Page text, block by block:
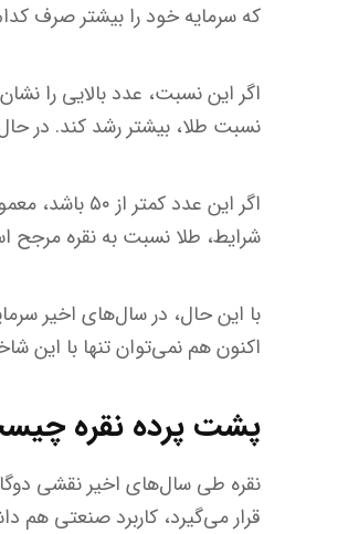
که سرمایه خود را بیشتر صرف
نسبت طلا، بیشتر رشد کند. در
اگر این عدد
شرایط، طلا نسبت به نقره مرجح
با این حال، در سال‌های اخیر
اکنون هم نمی‌توان تنها با
پشت پرده نقره
نقره طی سال‌های اخیر نقشی
قرار می‌گیرد، کاربرد صنعتی هم